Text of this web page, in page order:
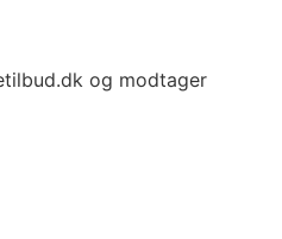
og modtager